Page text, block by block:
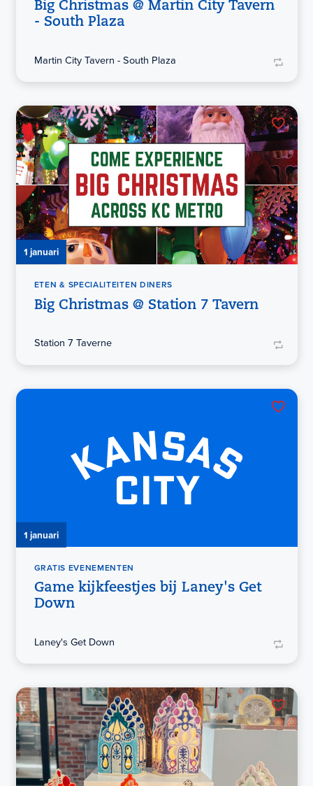
Big Christmas @ Martin City Tavern
- South Plaza
Martin City Tavern - South Plaza
1 januari
ETEN & SPECIALITEITEN DINERS
Big Christmas @ Station 7 Tavern
Station 7 Taverne
1 januari
GRATIS EVENEMENTEN
Game kijkfeestjes bij Laney's Get
Down
Laney's Get Down